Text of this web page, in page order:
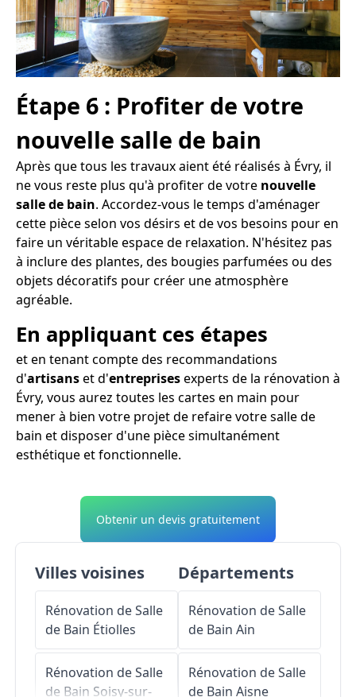
Étape 6 : Profiter de votre
nouvelle salle de bain
Après que tous les travaux aient été réalisés à Évry, il
ne vous reste plus qu'à profiter de votre nouvelle
salle de bain. Accordez-vous le temps d'aménager
cette pièce selon vos désirs et de vos besoins pour en
faire un véritable espace de relaxation. N'hésitez pas
à inclure des plantes, des bougies parfumées ou des
objets décoratifs pour créer une atmosphère
agréable.
En appliquant ces étapes
et en tenant compte des recommandations
d'artisanset d'entreprisesexperts de la rénovation à
Évry, vous aurez toutes les cartes en main pour
mener à bien votre projet de refaire votre salle de
bain et disposer d'une pièce simultanément
esthétique et fonctionnelle.
Obtenir un devis gratuitement
Villes voisines
Rénovation de Salle
de Bain Étiolles
Rénovation de Salle
de Bain Soisy-sur-
Départements
Rénovation de Salle
de Bain Ain
Rénovation de Salle
de Bain Aisne